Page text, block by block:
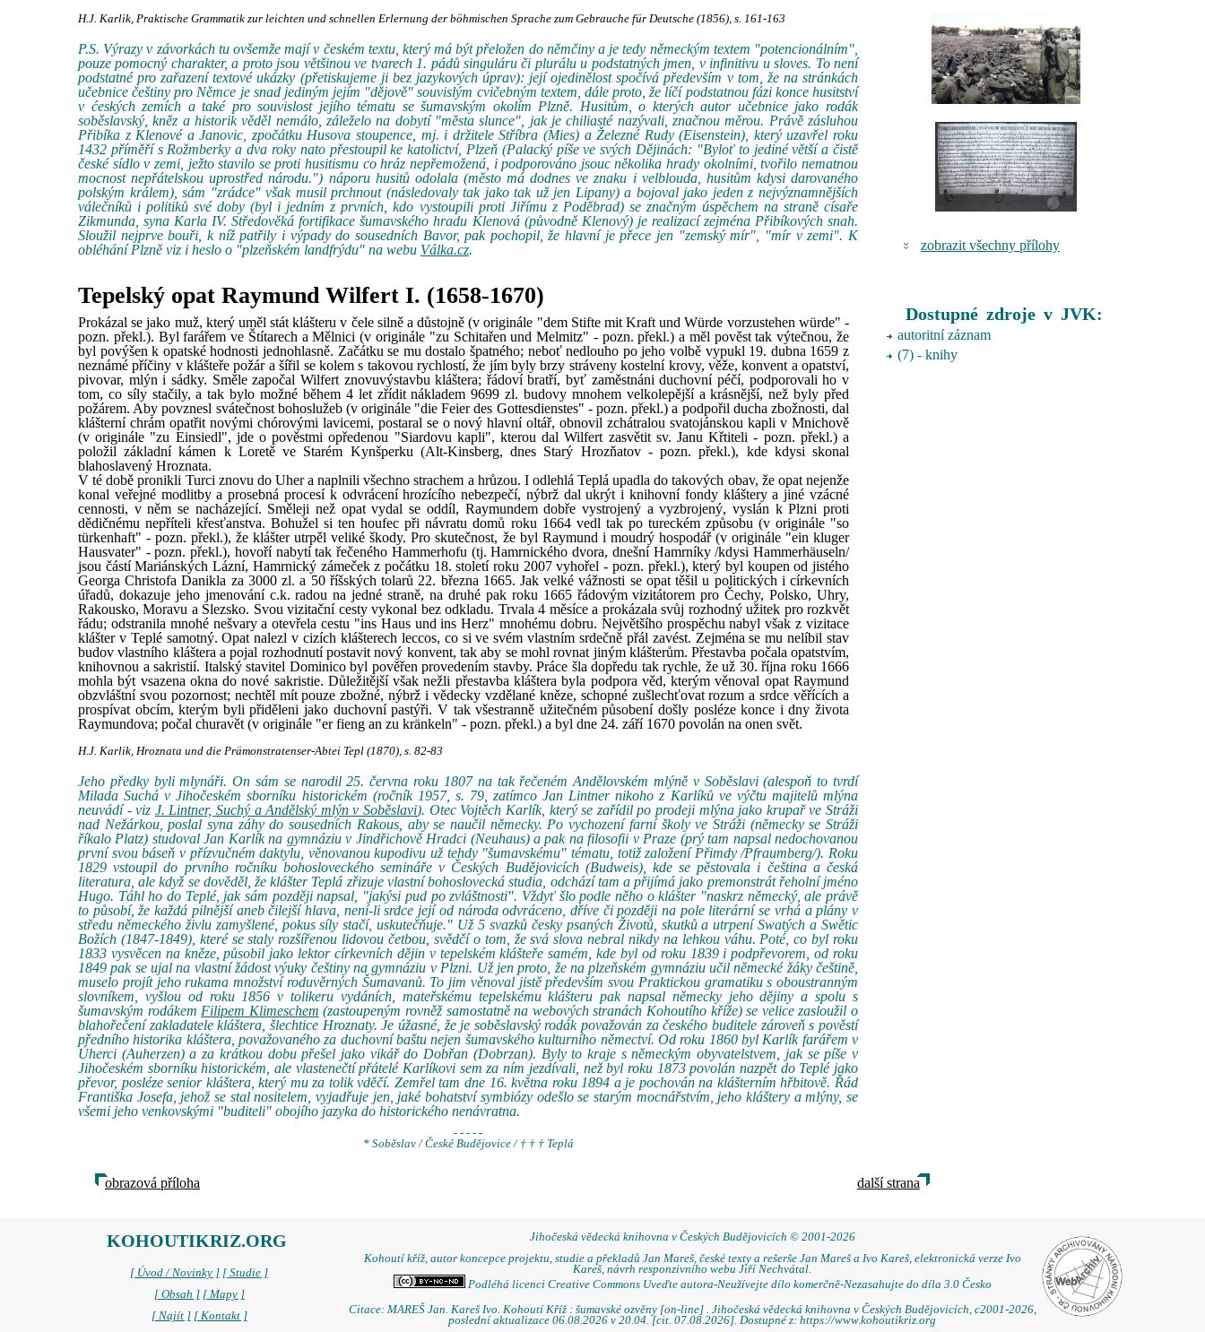
H.J. Karlik, Praktische Grammatik zur leichten und schnellen Erlernung der böhmischen Sprache zum Gebrauche für Deutsche (1856), s. 161-163
P.S. Výrazy v závorkách tu ovšemže mají v českém textu, který má být přeložen do němčiny a je tedy německým textem "potencionálním",
pouze pomocný charakter, a proto jsou většinou ve tvarech 1. pádů singuláru či plurálu u podstatných jmen, v infinitivu u sloves. To není
podstatné pro zařazení textové ukázky (přetiskujeme ji bez jazykových úprav): její ojedinělost spočívá především v tom, že na stránkách
učebnice češtiny pro Němce je snad jediným jejím "dějově" souvislým cvičebným textem, dále proto, že líčí podstatnou fázi konce husitství
v ćeských zemích a také pro souvislost jejího tématu se šumavským okolím Plzně. Husitům, o kterých autor učebnice jako rodák
soběslavský, kněz a historik věděl nemálo, záleželo na dobytí "města slunce", jak je chiliasté nazývali, značnou měrou. Právě zásluhou
Přibíka z Klenové a Janovic, zpočátku Husova stoupence, mj. i držitele Stříbra (Mies) a Železné Rudy (Eisenstein), který uzavřel roku
1432 příměří s Rožmberky a dva roky nato přestoupil ke katolictví, Plzeň (Palacký píše ve svých Dějinách: "Byloť to jediné větší a čistě
české sídlo v zemi, ježto stavilo se proti husitismu co hráz nepřemožená, i podporováno jsouc několika hrady okolními, tvořilo nematnou
mocnost nepřátelskou uprostřed národu.") náporu husitů odolala (město má dodnes ve znaku i velblouda, husitům kdysi darovaného
polským králem), sám "zrádce" však musil prchnout (následovaly tak jako tak už jen Lipany) a bojoval jako jeden z nejvýznamnějších
válečníků i politiků své doby (byl i jedním z prvních, kdo vystoupili proti Jiřímu z Poděbrad) se značným úspěchem na straně císaře
Zikmunda, syna Karla IV. Středověká fortifikace šumavského hradu Klenová (původně Klenový) je realizací zejména Přibíkových snah.
Sloužil nejprve bouři, k níž patřily i výpady do sousedních Bavor, pak pochopil, že hlavní je přece jen "zemský mír", "mír v zemi". K
obléhání Plzně viz i heslo o "plzeňském landfrýdu" na webu Válka.cz.
Tepelský opat Raymund Wilfert I. (1658-1670)
Prokázal se jako muž, který uměl stát klášteru v čele silně a důstojně (v originále "dem Stifte mit Kraft und Würde vorzustehen würde" -
pozn. překl.). Byl farářem ve Štítarech a Mělnici (v originále "zu Schitařen und Melmitz" - pozn. překl.) a měl pověst tak výtečnou, že
byl povýšen k opatské hodnosti jednohlasně. Začátku se mu dostalo špatného; neboť nedlouho po jeho volbě vypukl 19. dubna 1659 z
neznámé příčiny v klášteře požár a šířil se kolem s takovou rychlostí, že jím byly brzy stráveny kostelní krovy, věže, konvent a opatství,
pivovar, mlýn i sádky. Směle započal Wilfert znovuvýstavbu kláštera; řádoví bratří, byť zaměstnáni duchovní péčí, podporovali ho v
tom, co síly stačily, a tak bylo možné během 4 let zřídit nákladem 9699 zl. budovy mnohem velkolepější a krásnější, než byly před
požárem. Aby povznesl svátečnost bohoslužeb (v originále "die Feier des Gottesdienstes" - pozn. překl.) a podpořil ducha zbožnosti, dal
klášterní chrám opatřit novými chórovými lavicemi, postaral se o nový hlavní oltář, obnovil zchátralou svatojánskou kapli v Mnichově
(v originále "zu Einsiedl", jde o pověstmi opředenou "Siardovu kapli", kterou dal Wilfert zasvětit sv. Janu Křtiteli - pozn. překl.) a
položil základní kámen k Loretě ve Starém Kynšperku (Alt-Kinsberg, dnes Starý Hrozňatov - pozn. překl.), kde kdysi skonal
blahoslavený Hroznata.
V té době pronikli Turci znovu do Uher a naplnili všechno strachem a hrůzou. I odlehlá Teplá upadla do takových obav, že opat nejenže
konal veřejné modlitby a prosebná procesí k odvrácení hrozícího nebezpečí, nýbrž dal ukrýt i knihovní fondy kláštery a jiné vzácné
cennosti, v něm se nacházející. Směleji než opat vydal se oddíl, Raymundem dobře vystrojený a vyzbrojený, vyslán k Plzni proti
dědičnému nepříteli křesťanstva. Bohužel si ten houfec při návratu domů roku 1664 vedl tak po tureckém způsobu (v originále "so
türkenhaft" - pozn. překl.), že klášter utrpěl veliké škody. Pro skutečnost, že byl Raymund i moudrý hospodář (v originále "ein kluger
Hausvater" - pozn. překl.), hovoří nabytí tak řečeného Hammerhofu (tj. Hamrnického dvora, dnešní Hamrníky /kdysi Hammerhäuseln/
jsou částí Mariánských Lázní, Hamrnický zámeček z počátku 18. století roku 2007 vyhořel - pozn. překl.), který byl koupen od jistého
Georga Christofa Danikla za 3000 zl. a 50 říšských tolarů 22. března 1665. Jak velké vážnosti se opat těšil u politických i církevních
úřadů, dokazuje jeho jmenování c.k. radou na jedné straně, na druhé pak roku 1665 řádovým vizitátorem pro Čechy, Polsko, Uhry,
Rakousko, Moravu a Slezsko. Svou vizitační cesty vykonal bez odkladu. Trvala 4 měsíce a prokázala svůj rozhodný užitek pro rozkvět
řádu; odstranila mnohé nešvary a otevřela cestu "ins Haus und ins Herz" mnohému dobru. Největšího prospěchu nabyl však z vizitace
klášter v Teplé samotný. Opat nalezl v cizích klášterech leccos, co si ve svém vlastním srdečně přál zavést. Zejména se mu nelíbil stav
budov vlastního kláštera a pojal rozhodnutí postavit nový konvent, tak aby se mohl rovnat jiným klášterům. Přestavba počala opatstvím,
knihovnou a sakristií. Italský stavitel Dominico byl pověřen provedením stavby. Práce šla dopředu tak rychle, že už 30. října roku 1666
mohla být vsazena okna do nové sakristie. Důležitější však nežli přestavba kláštera byla podpora věd, kterým věnoval opat Raymund
obzvláštní svou pozornost; nechtěl mít pouze zbožné, nýbrž i vědecky vzdělané kněze, schopné zušlechťovat rozum a srdce věřících a
prospívat obcím, kterým byli přiděleni jako duchovní pastýři. V tak všestranně užitečném působení došly posléze konce i dny života
Raymundova; počal churavět (v originále "er fieng an zu kränkeln" - pozn. překl.) a byl dne 24. září 1670 povolán na onen svět.
H.J. Karlik, Hroznata und die Prämonstratenser-Abtei Tepl (1870), s. 82-83
Jeho předky byli mlynáři. On sám se narodil 25. června roku 1807 na tak řečeném Andělovském mlýně v Soběslavi (alespoň to tvrdí
Milada Suchá v Jihočeském sborníku historickém (ročník 1957, s. 79, zatímco Jan Lintner nikoho z Karlíků ve výčtu majitelů mlýna
neuvádí - viz J. Lintner, Suchý a Andělský mlýn v Soběslavi). Otec Vojtěch Karlík, který se zařídil po prodeji mlýna jako krupař ve Stráži
nad Nežárkou, poslal syna záhy do sousedních Rakous, aby se naučil německy. Po vychození farní školy ve Stráži (německy se Stráži
říkalo Platz) studoval Jan Karlík na gymnáziu v Jindřichově Hradci (Neuhaus) a pak na filosofii v Praze (prý tam napsal nedochovanou
první svou báseň v přízvučném daktylu, věnovanou kupodivu už tehdy "šumavskému" tématu, totiž založení Přimdy /Pfraumberg/). Roku
1829 vstoupil do prvního ročníku bohosloveckého semináře v Českých Budějovicích (Budweis), kde se pěstovala i čeština a česká
literatura, ale když se dověděl, že klášter Teplá zřizuje vlastní bohoslovecká studia, odchází tam a přijímá jako premonstrát řeholní jméno
Hugo. Táhl ho do Teplé, jak sám později napsal, "jakýsi pud po zvláštnosti". Vždyť šlo podle něho o klášter "naskrz německý, ale právě
to působí, že každá pilnější aneb čilejší hlava, není-li srdce její od národa odvráceno, dříve či později na pole literární se vrhá a plány v
středu německého živlu zamyšlené, pokus síly stačí, uskutečňuje." Už 5 svazků česky psaných Životů, skutků a utrpení Swatých a Swětic
Božích (1847-1849), které se staly rozšířenou lidovou četbou, svědčí o tom, že svá slova nebral nikdy na lehkou váhu. Poté, co byl roku
1833 vysvěcen na kněze, působil jako lektor církevních dějin v tepelském klášteře samém, kde byl od roku 1839 i podpřevorem, od roku
1849 pak se ujal na vlastní žádost výuky češtiny na gymnáziu v Plzni. Už jen proto, že na plzeňském gymnáziu učil německé žáky češtině,
muselo projít jeho rukama množství roduvěrných Šumavanů. To jim věnoval jistě především svou Praktickou gramatiku s oboustranným
slovníkem, vyšlou od roku 1856 v tolikeru vydáních, mateřskému tepelskému klášteru pak napsal německy jeho dějiny a spolu s
šumavským rodákem Filipem Klimeschem (zastoupeným rovněž samostatně na webových stranách Kohoutího kříže) se velice zasloužil o
blahořečení zakladatele kláštera, šlechtice Hroznaty. Je úžasné, že je soběslavský rodák považován za českého buditele zároveň s pověstí
předního historika kláštera, považovaného za duchovní baštu nejen šumavského kulturního němectví. Od roku 1860 byl Karlík farářem v
Úherci (Auherzen) a za krátkou dobu přešel jako vikář do Dobřan (Dobrzan). Byly to kraje s německým obyvatelstvem, jak se píše v
Jihočeském sborníku historickém, ale vlastenečtí přátelé Karlíkovi sem za ním jezdívali, než byl roku 1873 povolán nazpět do Teplé jako
převor, posléze senior kláštera, který mu za tolik vděčí. Zemřel tam dne 16. května roku 1894 a je pochován na klášterním hřbitově. Řád
Františka Josefa, jehož se stal nositelem, vyjadřuje jen, jaké bohatství symbiózy odešlo se starým mocnářstvím, jeho kláštery a mlýny, se
všemi jeho venkovskými "buditeli" obojího jazyka do historického nenávratna.
- - - - -
* Soběslav / České Budějovice / † † † Teplá
zobrazit všechny přílohy
Dostupné zdroje v JVK:
autoritní záznam
(7) - knihy
obrazová příloha další strana
KOHOUTIKRIZ.ORG
[ Úvod / Novinky ] [ Studie ]
[ Obsah ] [ Mapy ]
[ Najít ] [ Kontakt ]
Jihočeská vědecká knihovna v Českých Budějovicích © 2001-2026
Kohoutí kříž, autor koncepce projektu, studie a překladů Jan Mareš, české texty a rešerše Jan Mareš a Ivo Kareš, elektronická verze Ivo
Kareš, návrh responzivního webu Jiří Nechvátal.
Podléhá licenci Creative Commons Uveďte autora-Neužívejte dílo komerčně-Nezasahujte do díla 3.0 Česko
Citace: MAREŠ Jan. Kareš Ivo. Kohoutí Kříž : šumavské ozvěny [on-line] . Jihočeská vědecká knihovna v Českých Budějovicích, c2001-2026,
poslední aktualizace 06.08.2026 v 20.04. [cit. 07.08.2026]. Dostupné z: https://www.kohoutikriz.org